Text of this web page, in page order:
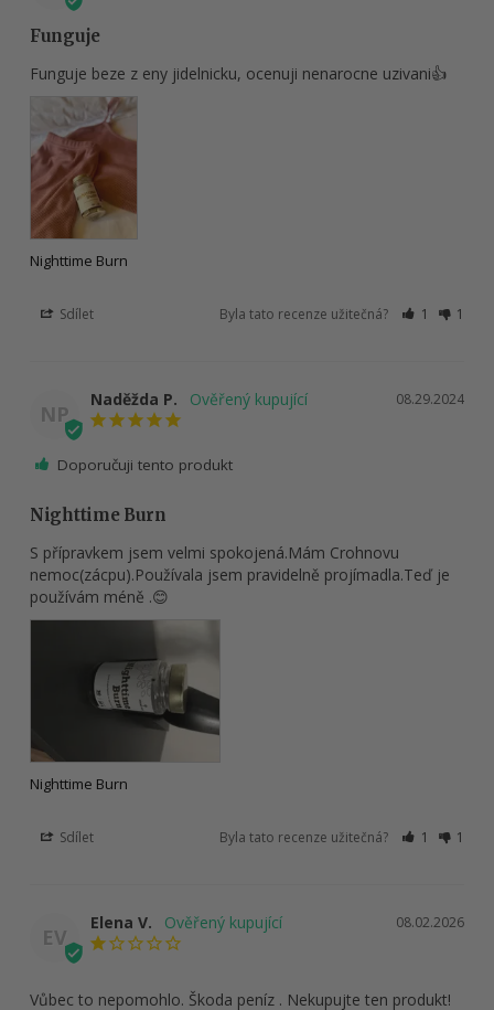
Funguje
Funguje beze z eny jidelnicku, ocenuji nenarocne uzivani👍
Nighttime Burn
Sdílet Byla tato recenze užitečná? 1 1
NP
08.29.2024
Naděžda P.
Doporučuji tento produkt
Nighttime Burn
S přípravkem jsem velmi spokojená.Mám Crohnovu
nemoc(zácpu).Používala jsem pravidelně projímadla.Teď je
používám méně .😊
Nighttime Burn
Sdílet Byla tato recenze užitečná? 1 1
EV
08.02.2026
Elena V.
Vůbec to nepomohlo. Škoda peníz . Nekupujte ten produkt!